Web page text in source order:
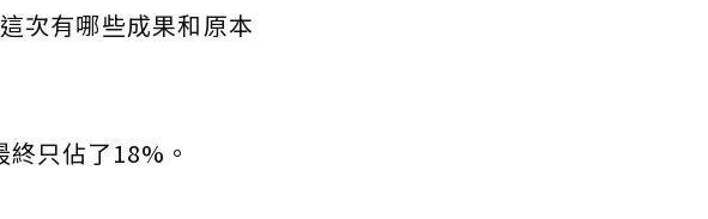
次有哪些成果和原本
只佔了18%。